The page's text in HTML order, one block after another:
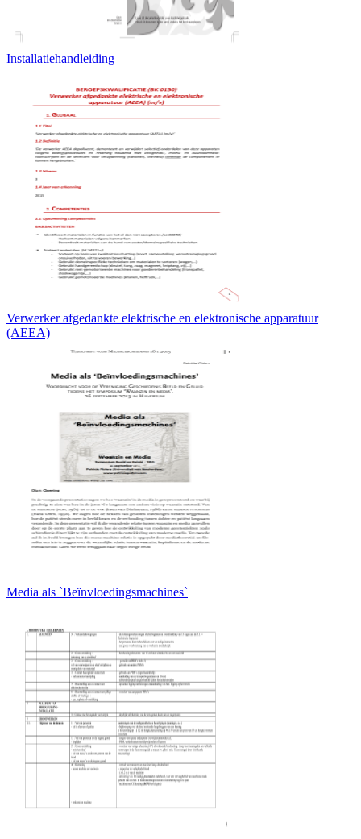
Installatiehandleiding
Verwerker afgedankte elektrische en elektronische apparatuur
(AEEA)
Media als `Beïnvloedingsmachines`